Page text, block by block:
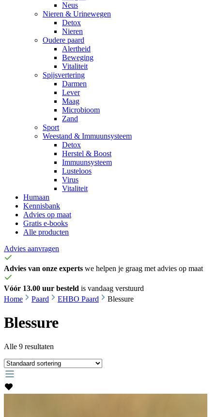
Neus
Nieren & Urinewegen
Detox
Nieren
Oudere paard
Alertheid
Beweging
Vitaliteit
Spijsvertering
Darmen
Lever
Maag
Microbioom
Zand
Sport
Weestand & Immuunsysteem
Detox
Herstel & Boost
Immuunsysteem
Lusteloos
Virus
Vitaliteit
Humaan
Kennisbank
Advies op maat
Gratis e-books
Alle producten
Advies aanvragen
Advies van onze experts we helpen je graag met advies op maat
Vóór 13.00 uur besteld is vandaag verstuurd
Home
Paard EHBO Paard Blessure
Blessure
Alle 9 resultaten